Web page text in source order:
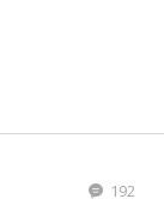
192